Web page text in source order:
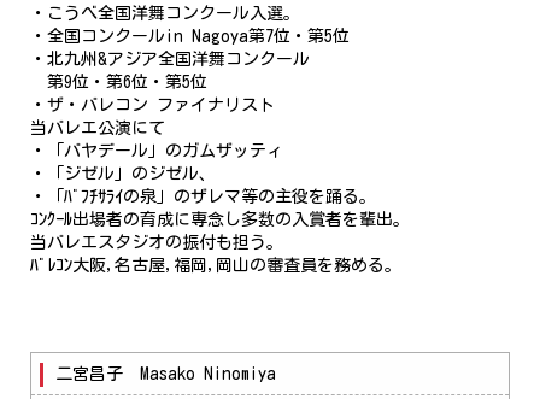
・こうべ全国洋舞コンクール入選。
・全国コンクールin Nagoya第7位・第5位
・北九州&アジア全国洋舞コンクール
第9位・第6位・第5位
・ザ・バレコン ファイナリスト
当バレエ公演にて
・「バヤデール」のガムザッティ
・「ジゼル」のジゼル、
・「ﾊﾞﾌﾁｻﾗｲの泉」のザレマ等の主役を踊る。
ｺﾝｸｰﾙ出場者の育成に専念し多数の入賞者を輩出。
当バレエスタジオの振付も担う。
ﾊﾞﾚｺﾝ大阪,名古屋,福岡,岡山の審査員を務める。
二宮昌子 Masako Ninomiya